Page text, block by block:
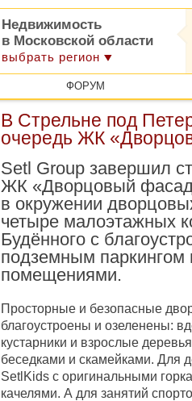
Недвижимость
в Московской области
выбрать регион
ФОРУМ
В Стрельне под
очередь ЖК
Setl Group завершил
ЖК «Дворцовый
в окружении
четыре малоэтажных
Будённого с
подземным паркингом
помещениями.
Просторные и безопасные
благоустроены и озеленены:
кустарники и взрослые
беседками и скамейками. Для
SetlKids с оригинальными
качелями. А для занятий